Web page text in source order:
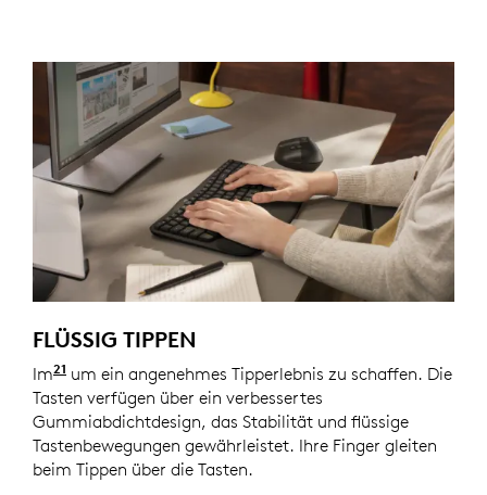
FLÜSSIG TIPPEN
Im21 Vergleich zur Logitech Wave K350 Tastatur
um ein angenehmes Tipperlebnis zu schaffen. Die
Tasten verfügen über ein verbessertes
Gummiabdichtdesign, das Stabilität und flüssige
Tastenbewegungen gewährleistet. Ihre Finger gleiten
beim Tippen über die Tasten.